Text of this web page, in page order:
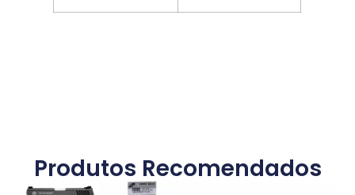
Produtos Recomendados